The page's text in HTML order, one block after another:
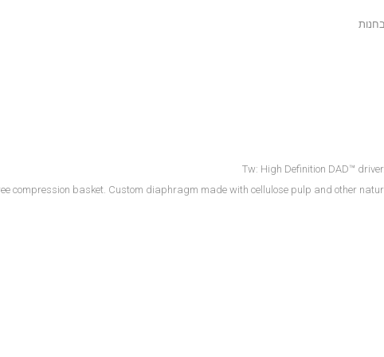
Tw: High Definition DAD™
compression basket. Custom diaphragm made with cellulose pulp and other